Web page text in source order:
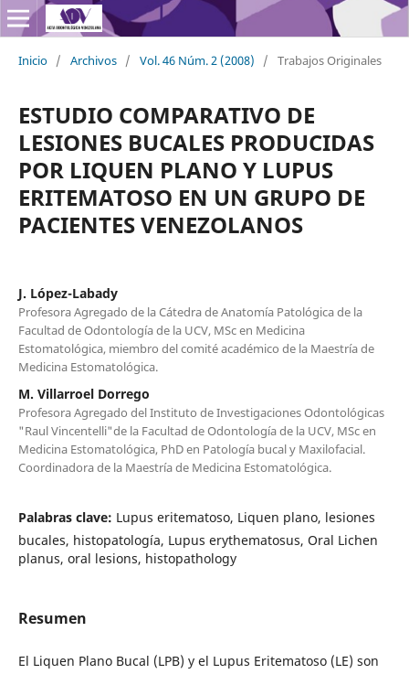
Inicio / Archivos / Vol. 46 Núm. 2 (2008) / Trabajos Originales
ESTUDIO COMPARATIVO DE
LESIONES BUCALES PRODUCIDAS
POR LIQUEN PLANO Y LUPUS
ERITEMATOSO EN UN GRUPO DE
PACIENTES VENEZOLANOS
J. López-Labady
Profesora Agregado de la Cátedra de Anatomía Patológica de la
Facultad de Odontología de la UCV, MSc en Medicina
Estomatológica, miembro del comité académico de la Maestría de
Medicina Estomatológica.
M. Villarroel Dorrego
Profesora Agregado del Instituto de Investigaciones Odontológicas
"Raul Vincentelli"de la Facultad de Odontología de la UCV, MSc en
Medicina Estomatológica, PhD en Patología bucal y Maxilofacial.
Coordinadora de la Maestría de Medicina Estomatológica.
Palabras clave: Lupus eritematoso, Liquen plano, lesiones
bucales, histopatología, Lupus erythematosus, Oral Lichen
planus, oral lesions, histopathology
Resumen
El Liquen Plano Bucal (LPB) y el Lupus Eritematoso (LE) son